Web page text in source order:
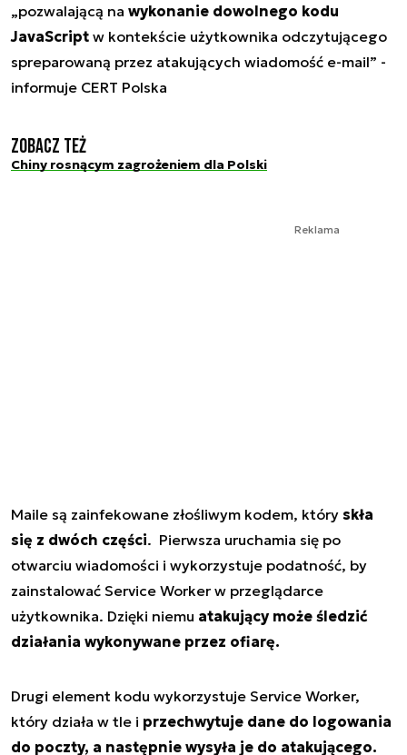
„pozwalającą na wykonanie dowolnego kodu
JavaScript w kontekście użytkownika odczytującego
spreparowaną przez atakujących wiadomość e-mail” -
informuje CERT Polska
Zobacz też
Chiny rosnącym zagrożeniem dla Polski
Reklama
Maile są zainfekowane złośliwym kodem, który skła
się z dwóch części. Pierwsza uruchamia się po
otwarciu wiadomości i wykorzystuje podatność, by
zainstalować Service Worker w przeglądarce
użytkownika. Dzięki niemu atakujący może śledzić
działania wykonywane przez ofiarę.
Drugi element kodu wykorzystuje Service Worker,
który działa w tle i przechwytuje dane do logowania
do poczty, a następnie wysyła je do atakującego.